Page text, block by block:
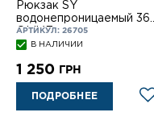
Рюкзак SY
водонепроницаемый 36L
OLIVE
АРТИКУЛ: 26705
В НАЛИЧИИ
1 250 ГРН
ПОДРОБНЕЕ